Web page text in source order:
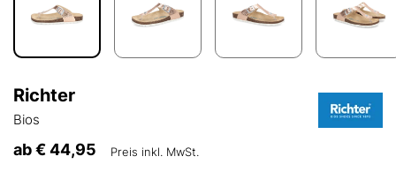
Richter
Bios
ab€ 44,95 Preis inkl. MwSt.